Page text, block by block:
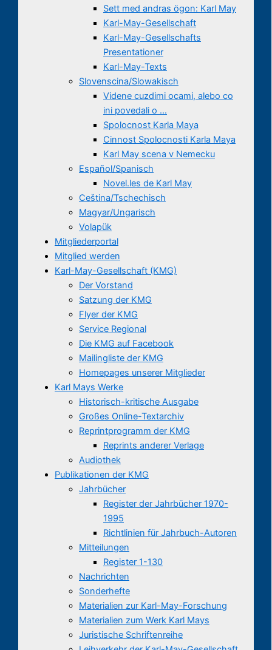
Sett med andras ögon: Karl May
Karl-May-Gesellschaft
Karl-May-Gesellschafts
Presentationer
Karl-May-Texts
Slovenscina/Slowakisch
Videne cuzdimi ocami, alebo co
ini povedali o …
Spolocnost Karla Maya
Cinnost Spolocnosti Karla Maya
Karl May scena v Nemecku
Español/Spanisch
Novel.les de Karl May
Ceština/Tschechisch
Magyar/Ungarisch
Volapük
Mitgliederportal
Mitglied werden
Karl-May-Gesellschaft (KMG)
Der Vorstand
Satzung der KMG
Flyer der KMG
Service Regional
Die KMG auf Facebook
Mailingliste der KMG
Homepages unserer Mitglieder
Karl Mays Werke
Historisch-kritische Ausgabe
Großes Online-Textarchiv
Reprintprogramm der KMG
Reprints anderer Verlage
Audiothek
Publikationen der KMG
Jahrbücher
Register der Jahrbücher 1970-
1995
Richtlinien für Jahrbuch-Autoren
Mitteilungen
Register 1-130
Nachrichten
Sonderhefte
Materialien zur Karl-May-Forschung
Materialien zum Werk Karl Mays
Juristische Schriftenreihe